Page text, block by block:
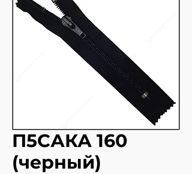
П5САКА 160
(черный)